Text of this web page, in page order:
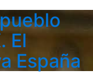
El
España